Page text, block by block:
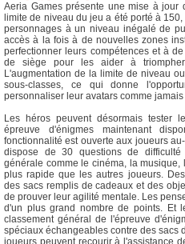
Aeria Games présente une mise à jour
limite de niveau du jeu a été porté à
personnages à un niveau inégalé de
accès à la fois à de nouvelles zones
perfectionner leurs compétences et à
de siège pour les aider à
L'augmentation de la limite de niveau
sous-classes, ce qui donne
personnaliser leur avatars comme
Les héros peuvent désormais tester
épreuve d'énigmes maintenant
fonctionnalité est ouverte aux joueurs
dispose de 30 questions de
générale comme le cinéma, la musique,
plus rapide que les autres joueurs.
des sacs remplis de cadeaux et des
de prouver leur agilité mentale. Les
d'un plus grand nombre de points. Et
classement général de l'épreuve
spéciaux échangeables contre des sacs
joueurs peuvent recourir à l'assistance